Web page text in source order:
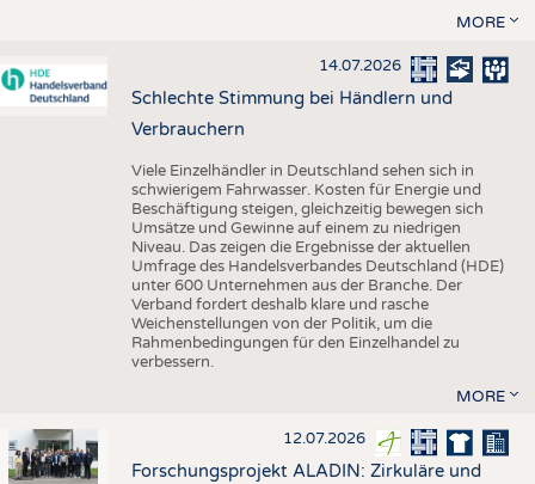
MORE
14.07.2026
Schlechte Stimmung bei Händlern und
Verbrauchern
Viele Einzelhändler in Deutschland sehen sich in
schwierigem Fahrwasser. Kosten für Energie und
Beschäftigung steigen, gleichzeitig bewegen sich
Umsätze und Gewinne auf einem zu niedrigen
Niveau. Das zeigen die Ergebnisse der aktuellen
Umfrage des Handelsverbandes Deutschland (HDE)
unter 600 Unternehmen aus der Branche. Der
Verband fordert deshalb klare und rasche
Weichenstellungen von der Politik, um die
Rahmenbedingungen für den Einzelhandel zu
verbessern.
MORE
12.07.2026
Forschungsprojekt ALADIN: Zirkuläre und